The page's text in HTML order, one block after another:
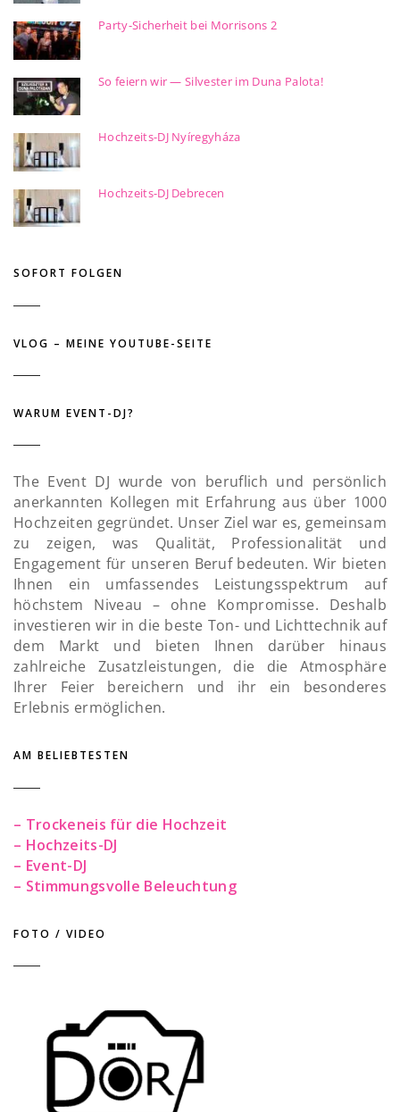
Party-Sicherheit bei Morrisons 2
So feiern wir — Silvester im Duna Palota!
Hochzeits-DJ Nyíregyháza
Hochzeits-DJ Debrecen
SOFORT FOLGEN
VLOG – MEINE YOUTUBE-SEITE
WARUM EVENT-DJ?
The Event DJ wurde von beruflich und persönlich
anerkannten Kollegen mit Erfahrung aus über 1000
Hochzeiten gegründet. Unser Ziel war es, gemeinsam
zu zeigen, was Qualität, Professionalität und
Engagement für unseren Beruf bedeuten. Wir bieten
Ihnen ein umfassendes Leistungsspektrum auf
höchstem Niveau – ohne Kompromisse. Deshalb
investieren wir in die beste Ton- und Lichttechnik auf
dem Markt und bieten Ihnen darüber hinaus
zahlreiche Zusatzleistungen, die die Atmosphäre
Ihrer Feier bereichern und ihr ein besonderes
Erlebnis ermöglichen.
AM BELIEBTESTEN
– Trockeneis für die Hochzeit
– Hochzeits-DJ
– Event-DJ
– Stimmungsvolle Beleuchtung
FOTO / VIDEO